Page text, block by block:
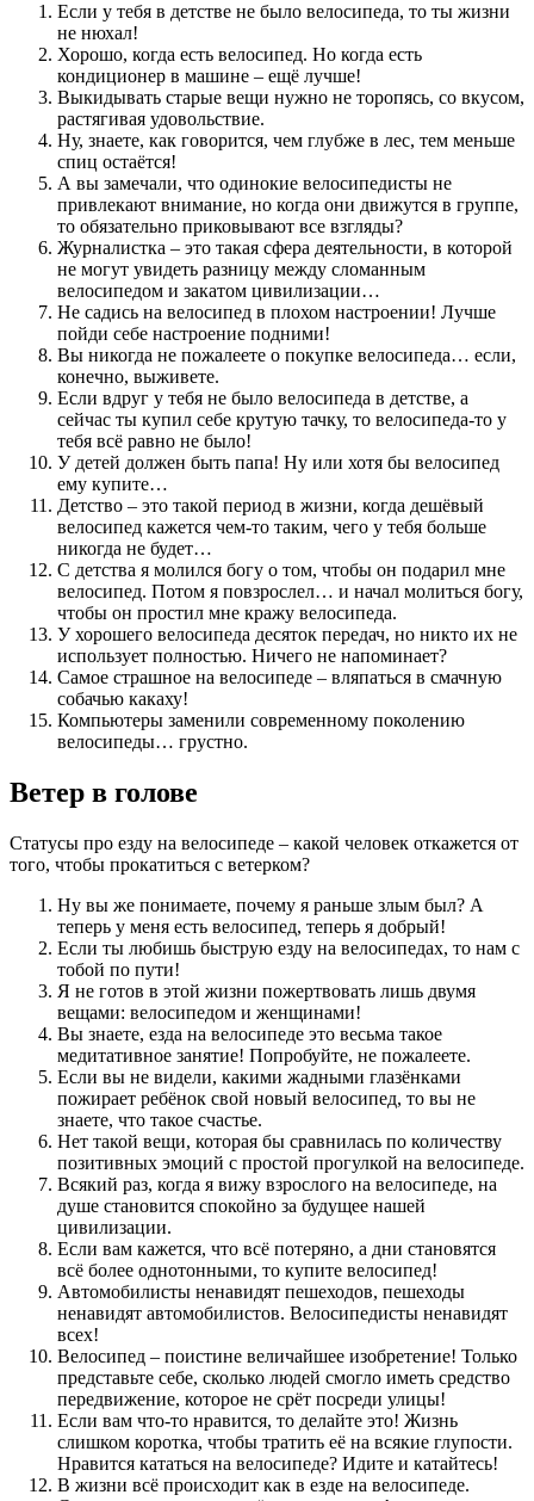
Если у тебя в детстве не было велосипеда, то ты жизни
не нюхал!
Хорошо, когда есть велосипед. Но когда есть
кондиционер в машине – ещё лучше!
Выкидывать старые вещи нужно не торопясь, со вкусом,
растягивая удовольствие.
Ну, знаете, как говорится, чем глубже в лес, тем меньше
спиц остаётся!
А вы замечали, что одинокие велосипедисты не
привлекают внимание, но когда они движутся в группе,
то обязательно приковывают все взгляды?
Журналистка – это такая сфера деятельности, в которой
не могут увидеть разницу между сломанным
велосипедом и закатом цивилизации…
Не садись на велосипед в плохом настроении! Лучше
пойди себе настроение подними!
Вы никогда не пожалеете о покупке велосипеда… если,
конечно, выживете.
Если вдруг у тебя не было велосипеда в детстве, а
сейчас ты купил себе крутую тачку, то велосипеда-то у
тебя всё равно не было!
У детей должен быть папа! Ну или хотя бы велосипед
ему купите…
Детство – это такой период в жизни, когда дешёвый
велосипед кажется чем-то таким, чего у тебя больше
никогда не будет…
С детства я молился богу о том, чтобы он подарил мне
велосипед. Потом я повзрослел… и начал молиться богу,
чтобы он простил мне кражу велосипеда.
У хорошего велосипеда десяток передач, но никто их не
использует полностью. Ничего не напоминает?
Самое страшное на велосипеде – вляпаться в смачную
собачью какаху!
Компьютеры заменили современному поколению
велосипеды… грустно.
Ветер в голове
Статусы про езду на велосипеде – какой человек откажется от
того, чтобы прокатиться с ветерком?
Ну вы же понимаете, почему я раньше злым был? А
теперь у меня есть велосипед, теперь я добрый!
Если ты любишь быструю езду на велосипедах, то нам с
тобой по пути!
Я не готов в этой жизни пожертвовать лишь двумя
вещами: велосипедом и женщинами!
Вы знаете, езда на велосипеде это весьма такое
медитативное занятие! Попробуйте, не пожалеете.
Если вы не видели, какими жадными глазёнками
пожирает ребёнок свой новый велосипед, то вы не
знаете, что такое счастье.
Нет такой вещи, которая бы сравнилась по количеству
позитивных эмоций с простой прогулкой на велосипеде.
Всякий раз, когда я вижу взрослого на велосипеде, на
душе становится спокойно за будущее нашей
цивилизации.
Если вам кажется, что всё потеряно, а дни становятся
всё более однотонными, то купите велосипед!
Автомобилисты ненавидят пешеходов, пешеходы
ненавидят автомобилистов. Велосипедисты ненавидят
всех!
Велосипед – поистине величайшее изобретение! Только
представьте себе, сколько людей смогло иметь средство
передвижение, которое не срёт посреди улицы!
Если вам что-то нравится, то делайте это! Жизнь
слишком коротка, чтобы тратить её на всякие глупости.
Нравится кататься на велосипеде? Идите и катайтесь!
В жизни всё происходит как в езде на велосипеде.